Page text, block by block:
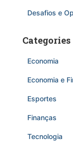
Desafios e
Categories
Economia
Economia e
Esportes
Finanças
Tecnologia